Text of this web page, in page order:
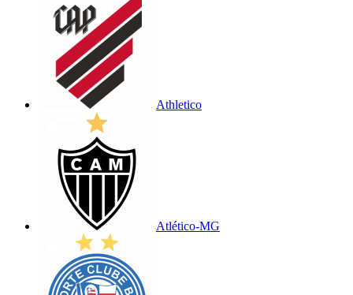
Athletico
Atlético-MG